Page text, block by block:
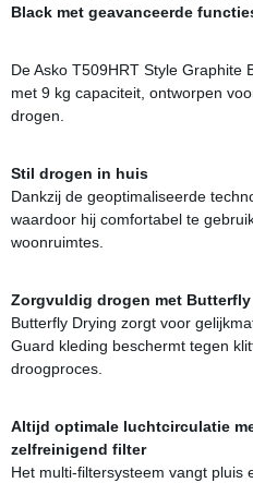
Black met geavanceerde
De Asko T509HRT Style Graphite
met 9 kg capaciteit, ontworpen
drogen.
Stil drogen in huis
Dankzij de geoptimaliseerde
waardoor hij comfortabel te
woonruimtes.
Zorgvuldig drogen met
Butterfly Drying zorgt voor
Guard kleding beschermt tegen
droogproces.
Altijd optimale luchtcirculatie
zelfreinigend filter
Het multi-filtersysteem vangt pluis